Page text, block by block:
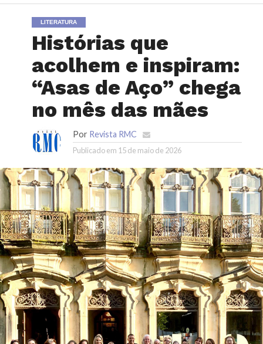
LITERATURA
Histórias que
acolhem e inspiram:
“Asas de Aço” chega
no mês das mães
Por Revista RMC
Publicado em 15 de maio de 2026